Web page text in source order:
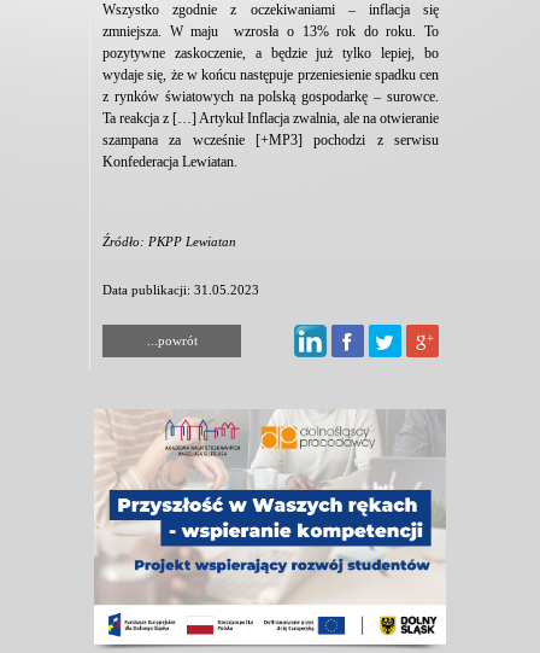
Wszystko zgodnie z oczekiwaniami – inflacja się
zmniejsza. W maju wzrosła o 13% rok do roku. To
pozytywne zaskoczenie, a będzie już tylko lepiej, bo
wydaje się, że w końcu następuje przeniesienie spadku cen
z rynków światowych na polską gospodarkę – surowce.
Ta reakcja z […] Artykuł Inflacja zwalnia, ale na otwieranie
szampana za wcześnie [+MP3] pochodzi z serwisu
Konfederacja Lewiatan.
Źródło: PKPP Lewiatan
Data publikacji: 31.05.2023
...powrót